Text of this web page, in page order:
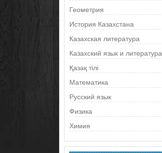
Геометрия
История Казахстана
Казахская литература
Казахский язык и литература
Қазақ тілі
Математика
Русский язык
Физика
Химия